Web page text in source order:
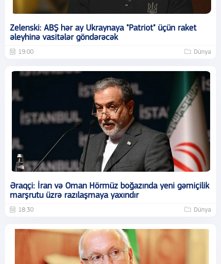
Zelenski: ABŞ hər ay Ukraynaya "Patriot" üçün raket
əleyhinə vasitələr göndərəcək
19:00 Dünya
Əraqçi: İran və Oman Hörmüz boğazında yeni gəmiçilik
marşrutu üzrə razılaşmaya yaxındır
18:30 Dünya